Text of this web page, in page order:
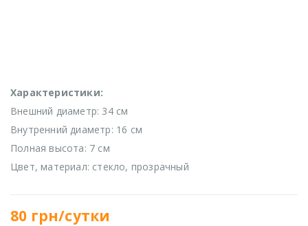
Характеристики:
Внешний диаметр: 34 см
Внутренний диаметр: 16 см
Полная высота: 7 см
Цвет, материал: стекло, прозрачный
80 грн/сутки